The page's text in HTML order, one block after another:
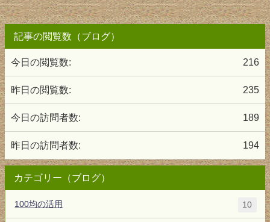
記事の閲覧数（ブログ）
216
今日の閲覧数:
235
昨日の閲覧数:
189
今日の訪問者数:
194
昨日の訪問者数:
カテゴリー（ブログ）
100均の活用 10